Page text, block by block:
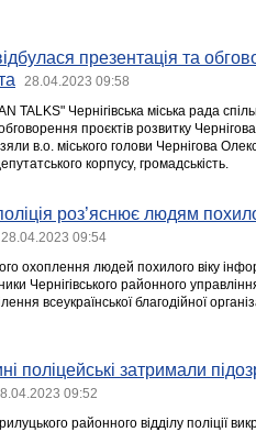
презентація та
28.04.2023 09:58
TALKS" Чернігівська міська рада
проєктів розвитку
в.о. міського голови Чернігова
корпусу, громадськість.
роз’яснює людям
28.04.2023 09:54
охоплення людей похилого віку
Чернігівського районного
всеукраїнської благодійної
поліцейські затримали
09:52
районного відділу поліції